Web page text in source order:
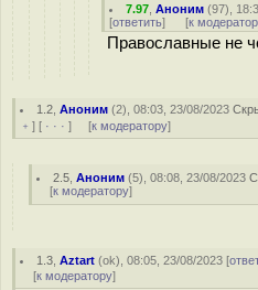
7.97 ,Аноним (97),
[ответить] [к
Православные не
1.2 ,Аноним (2), 08:03, 23/08/2023
﹢ ] [ · · · ] [к модератору]
2.5 ,Аноним (5), 08:08, 23/08/2023
[к модератору]
1.3 ,Aztart (ok), 08:05, 23/08/2023 [
[к модератору]